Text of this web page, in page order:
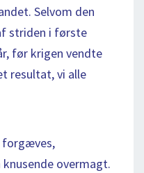
Selvom den
striden i første
før krigen vendte
resultat, vi alle
forgæves,
overmagt.